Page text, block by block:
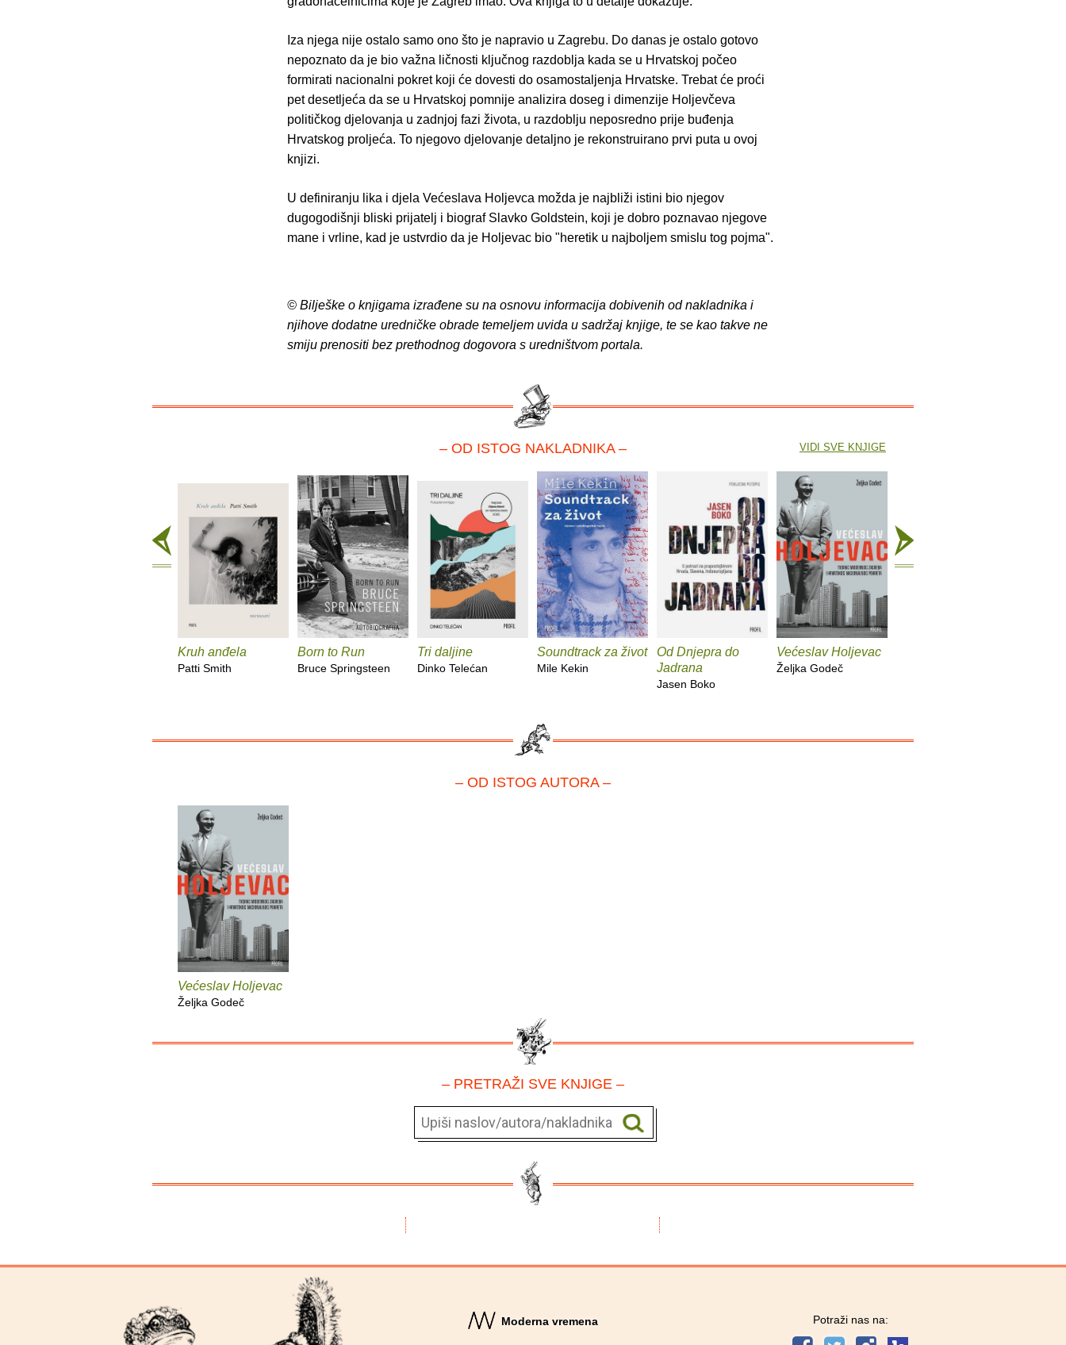
Iza njega nije ostalo samo ono što je napravio u Zagrebu. Do danas je ostalo gotovo
nepoznato da je bio važna ličnosti ključnog razdoblja kada se u Hrvatskoj počeo
formirati nacionalni pokret koji će dovesti do osamostaljenja Hrvatske. Trebat će proći
pet desetljeća da se u Hrvatskoj pomnije analizira doseg i dimenzije Holjevčeva
političkog djelovanja u zadnjoj fazi života, u razdoblju neposredno prije buđenja
Hrvatskog proljeća. To njegovo djelovanje detaljno je rekonstruirano prvi puta u ovoj
knjizi.
U definiranju lika i djela Većeslava Holjevca možda je najbliži istini bio njegov
dugogodišnji bliski prijatelj i biograf Slavko Goldstein, koji je dobro poznavao njegove
mane i vrline, kad je ustvrdio da je Holjevac bio "heretik u najboljem smislu tog pojma".
© Bilješke o knjigama izrađene su na osnovu informacija dobivenih od nakladnika i
njihove dodatne uredničke obrade temeljem uvida u sadržaj knjige, te se kao takve ne
smiju prenositi bez prethodnog dogovora s uredništvom portala.
– OD ISTOG NAKLADNIKA –
Kruh anđela
Patti Smith
Born to Run
Bruce Springsteen
Tri daljine
Dinko Telećan
Soundtrack za život
Mile Kekin
Od Dnjepra do
Jadrana
Jasen Boko
Većeslav Holjevac
Željka Godeč
VIDI SVE KNJIGE
– OD ISTOG AUTORA –
Većeslav Holjevac
Željka Godeč
– PRETRAŽI SVE KNJIGE –
Moderna vremena Potraži nas na: